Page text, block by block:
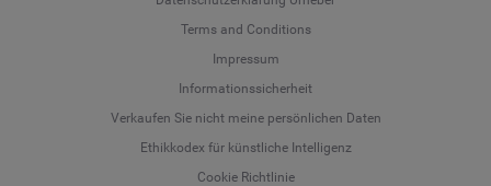
Terms and Conditions
Impressum
Informationssicherheit
Verkaufen Sie nicht meine persönlichen Daten
Ethikkodex für künstliche Intelligenz
Cookie Richtlinie
Deutsch
English